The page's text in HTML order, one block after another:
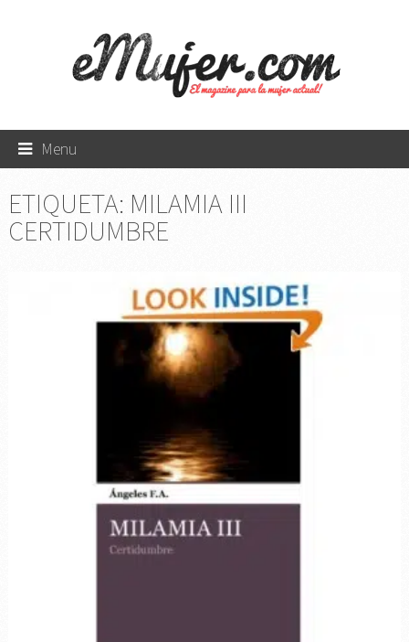
Menu
ETIQUETA: MILAMIA III
CERTIDUMBRE